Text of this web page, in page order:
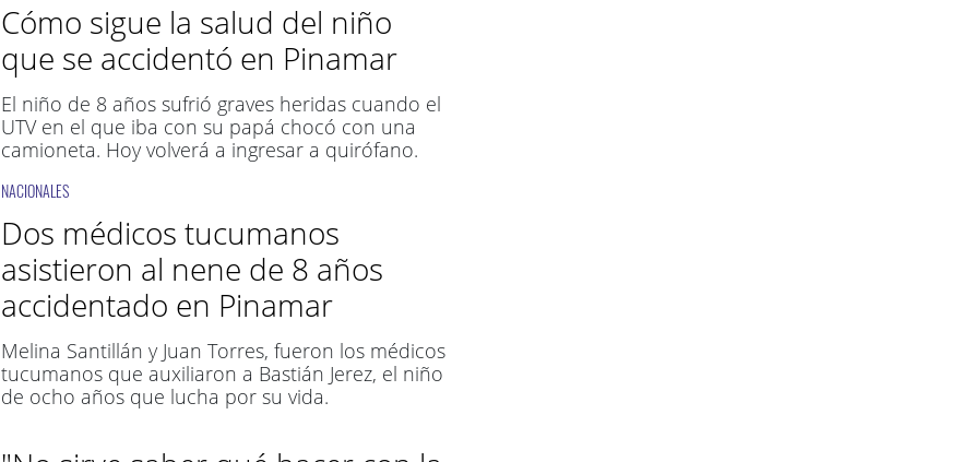
Cómo sigue la salud del niño
que se accidentó en Pinamar
El niño de 8 años sufrió graves heridas cuando el
UTV en el que iba con su papá chocó con una
camioneta. Hoy volverá a ingresar a quirófano.
NACIONALES
Dos médicos tucumanos
asistieron al nene de 8 años
accidentado en Pinamar
Melina Santillán y Juan Torres, fueron los médicos
tucumanos que auxiliaron a Bastián Jerez, el niño
de ocho años que lucha por su vida.